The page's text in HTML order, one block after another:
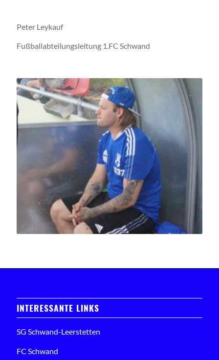
Peter Leykauf
Fußballabteilungsleitung 1.FC Schwand
INTERESSANTE LINKS
SG Schwand-Leerstetten
FC Schwand